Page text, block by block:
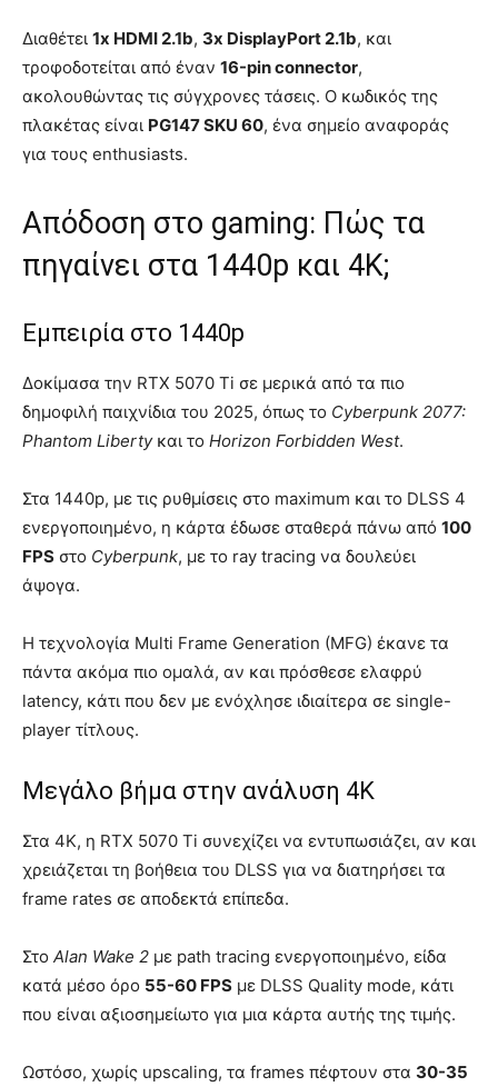
Διαθέτει 1x HDMI 2.1b, 3x DisplayPort 2.1b, και
τροφοδοτείται από έναν 16-pin connector,
ακολουθώντας τις σύγχρονες τάσεις. Ο κωδικός της
πλακέτας είναι PG147 SKU 60, ένα σημείο αναφοράς
για τους enthusiasts.
Απόδοση στο gaming: Πώς τα
πηγαίνει στα 1440p και 4K;
Εμπειρία στο 1440p
Δοκίμασα την RTX 5070 Ti σε μερικά από τα πιο
δημοφιλή παιχνίδια του 2025, όπως το Cyberpunk 2077:
Phantom Libertyκαι το Horizon Forbidden West.
Στα 1440p, με τις ρυθμίσεις στο maximum και το DLSS 4
ενεργοποιημένο, η κάρτα έδωσε σταθερά πάνω από 100
FPS στο Cyberpunk, με το ray tracing να δουλεύει
άψογα.
Η τεχνολογία Multi Frame Generation (MFG) έκανε τα
πάντα ακόμα πιο ομαλά, αν και πρόσθεσε ελαφρύ
latency, κάτι που δεν με ενόχλησε ιδιαίτερα σε single-
player τίτλους.
Μεγάλο βήμα στην ανάλυση 4K
Στα 4K, η RTX 5070 Ti συνεχίζει να εντυπωσιάζει, αν και
χρειάζεται τη βοήθεια του DLSS για να διατηρήσει τα
frame rates σε αποδεκτά επίπεδα.
Στο Alan Wake 2 με path tracing ενεργοποιημένο, είδα
κατά μέσο όρο 55-60 FPS με DLSS Quality mode, κάτι
που είναι αξιοσημείωτο για μια κάρτα αυτής της τιμής.
Ωστόσο, χωρίς upscaling, τα frames πέφτουν στα 30-35